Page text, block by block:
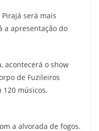
será mais
a apresentação do
acontecerá o show
de Fuzileiros
músicos.
a alvorada de fogos.